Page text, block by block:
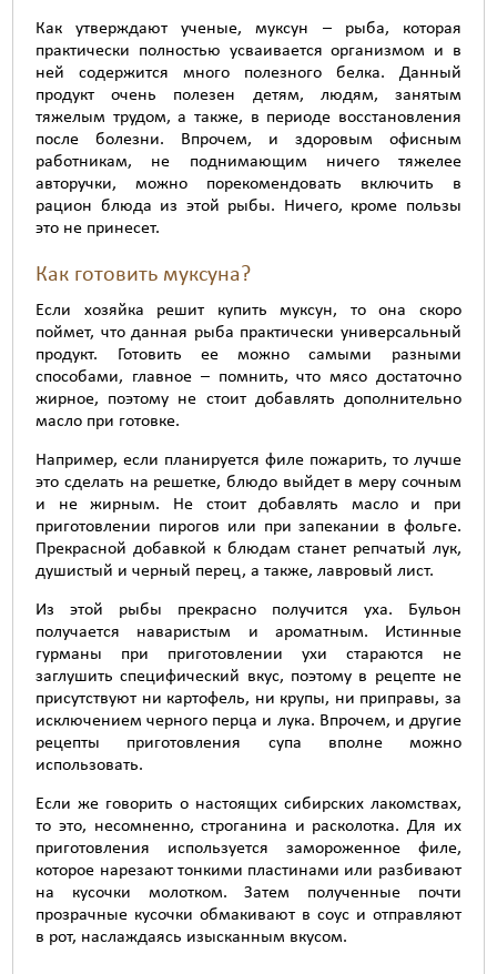
Как утверждают ученые, муксун – рыба, которая
практически полностью усваивается организмом и в
ней содержится много полезного белка. Данный
продукт очень полезен детям, людям, занятым
тяжелым трудом, а также, в периоде восстановления
после болезни. Впрочем, и здоровым офисным
работникам, не поднимающим ничего тяжелее
авторучки, можно порекомендовать включить в
рацион блюда из этой рыбы. Ничего, кроме пользы
это не принесет.
Как готовить муксуна?
Если хозяйка решит купить муксун, то она скоро
поймет, что данная рыба практически универсальный
продукт. Готовить ее можно самыми разными
способами, главное – помнить, что мясо достаточно
жирное, поэтому не стоит добавлять дополнительно
масло при готовке.
Например, если планируется филе пожарить, то лучше
это сделать на решетке, блюдо выйдет в меру сочным
и не жирным. Не стоит добавлять масло и при
приготовлении пирогов или при запекании в фольге.
Прекрасной добавкой к блюдам станет репчатый лук,
душистый и черный перец, а также, лавровый лист.
Из этой рыбы прекрасно получится уха. Бульон
получается наваристым и ароматным. Истинные
гурманы при приготовлении ухи стараются не
заглушить специфический вкус, поэтому в рецепте не
присутствуют ни картофель, ни крупы, ни приправы, за
исключением черного перца и лука. Впрочем, и другие
рецепты приготовления супа вполне можно
использовать.
Если же говорить о настоящих сибирских лакомствах,
то это, несомненно, строганина и расколотка. Для их
приготовления используется замороженное филе,
которое нарезают тонкими пластинами или разбивают
на кусочки молотком. Затем полученные почти
прозрачные кусочки обмакивают в соус и отправляют
в рот, наслаждаясь изысканным вкусом.